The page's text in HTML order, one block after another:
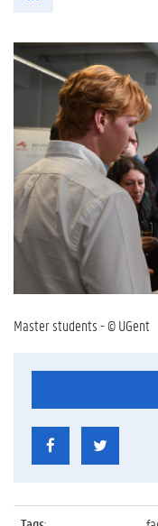
Master students - © UGent